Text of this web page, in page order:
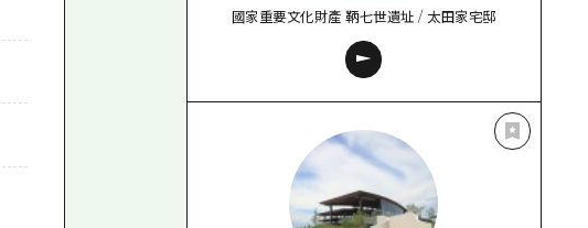
國家重要文化財產 鞆七世遺址 / 太田家宅邸